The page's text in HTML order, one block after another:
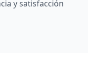
y satisfacción